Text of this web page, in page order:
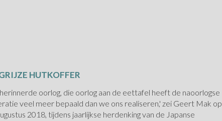
HUTKOFFER
oorlog, die oorlog aan de eettafel heeft de naoorlogse
veel meer bepaald dan we ons realiseren,' zei Geert Mak op
2018, tijdens jaarlijkse herdenking van de Japanse